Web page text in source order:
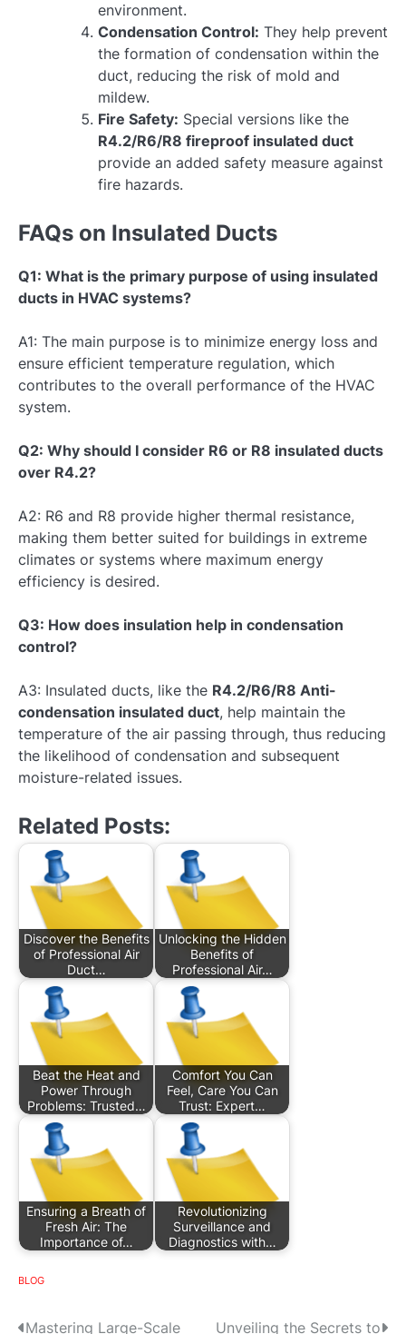
environment.
Condensation Control: They help prevent
the formation of condensation within the
duct, reducing the risk of mold and
mildew.
Fire Safety: Special versions like the
R4.2/R6/R8 fireproof insulated duct
provide an added safety measure against
fire hazards.
FAQs on Insulated Ducts
Q1: What is the primary purpose of using insulated
ducts in HVAC systems?
A1: The main purpose is to minimize energy loss and
ensure efficient temperature regulation, which
contributes to the overall performance of the HVAC
system.
Q2: Why should I consider R6 or R8 insulated ducts
over R4.2?
A2: R6 and R8 provide higher thermal resistance,
making them better suited for buildings in extreme
climates or systems where maximum energy
efficiency is desired.
Q3: How does insulation help in condensation
control?
A3: Insulated ducts, like the R4.2/R6/R8 Anti-
condensation insulated duct, help maintain the
temperature of the air passing through, thus reducing
the likelihood of condensation and subsequent
moisture-related issues.
Related Posts:
Discover the Benefits
of Professional Air
Duct…
Unlocking the Hidden
Benefits of
Professional Air…
Beat the Heat and
Power Through
Problems: Trusted…
Comfort You Can
Feel, Care You Can
Trust: Expert…
Ensuring a Breath of
Fresh Air: The
Importance of…
Revolutionizing
Surveillance and
Diagnostics with…
BLOG
Mastering Large-Scale Unveiling the Secrets to